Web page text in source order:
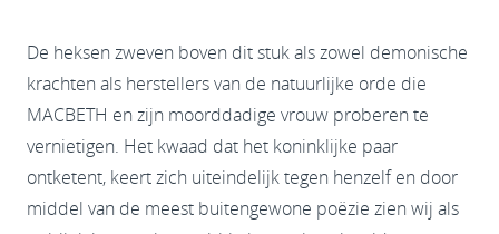
De heksen zweven boven dit stuk als zowel demonische
krachten als herstellers van de natuurlijke orde die
MACBETH en zijn moorddadige vrouw proberen te
vernietigen. Het kwaad dat het koninklijke paar
ontketent, keert zich uiteindelijk tegen henzelf en door
middel van de meest buitengewone poëzie zien wij als